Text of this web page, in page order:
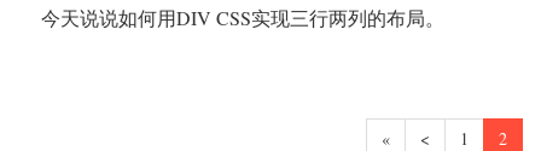
今天说说如何用DIV CSS实现三行两列的布局。
« < 1 2